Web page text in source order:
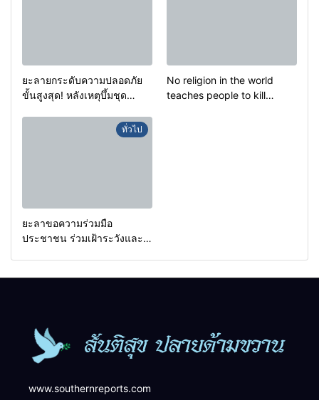
ยะลายกระดับความปลอดภัย
ขั้นสูงสุด! หลังเหตุบึ้มชุด
กรองเตือนเฝ้าระวังแกนนำสั่ง
No religion in the world
teaches people to kill
ทั่วไป
ยะลาขอความร่วมมือ
ประชาชน ร่วมเฝ้าระวังและ
www.southernreports.com